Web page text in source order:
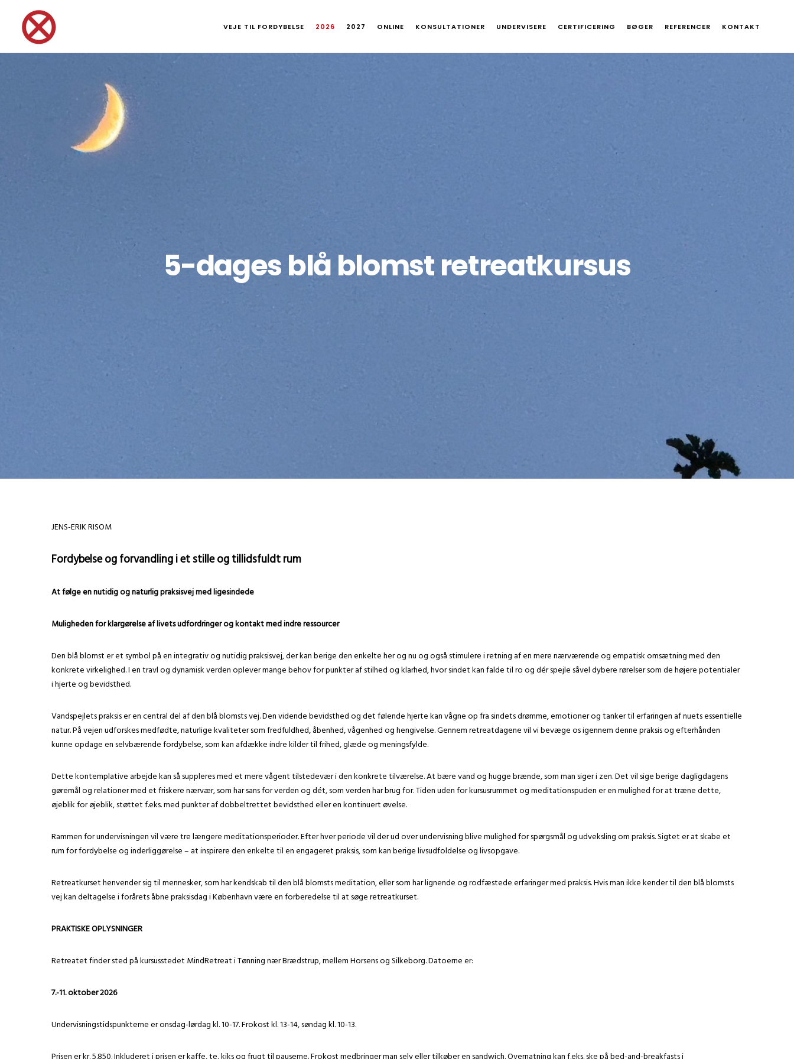
VEJE TIL FORDYBELSE 2026 2027 ONLINE KONSULTATIONER UNDERVISERE CERTIFICERING BØGER REFERENCER KONTAKT
5-dages blå blomst retreatkursus
JENS-ERIK RISOM
Fordybelse og forvandling i et stille og tillidsfuldt rum
At følge en nutidig og naturlig praksisvej med ligesindede
Muligheden for klargørelse af livets udfordringer og kontakt med indre ressourcer
Den blå blomst er et symbol på en integrativ og nutidig praksisvej, der kan berige den enkelte her og nu og også stimulere i retning af en mere nærværende og empatisk omsætning med den
konkrete virkelighed. I en travl og dynamisk verden oplever mange behov for punkter af stilhed og klarhed, hvor sindet kan falde til ro og dér spejle såvel dybere rørelser som de højere potentialer
i hjerte og bevidsthed.
Vandspejlets praksis er en central del af den blå blomsts vej. Den vidende bevidsthed og det følende hjerte kan vågne op fra sindets drømme, emotioner og tanker til erfaringen af nuets essentielle
natur. På vejen udforskes medfødte, naturlige kvaliteter som fredfuldhed, åbenhed, vågenhed og hengivelse. Gennem retreatdagene vil vi bevæge os igennem denne praksis og efterhånden
kunne opdage en selvbærende fordybelse, som kan afdække indre kilder til frihed, glæde og meningsfylde.
Dette kontemplative arbejde kan så suppleres med et mere vågent tilstedevær i den konkrete tilværelse. At bære vand og hugge brænde, som man siger i zen. Det vil sige berige dagligdagens
gøremål og relationer med et friskere nærvær, som har sans for verden og dét, som verden har brug for. Tiden uden for kursusrummet og meditationspuden er en mulighed for at træne dette,
øjeblik for øjeblik, støttet f.eks. med punkter af dobbeltrettet bevidsthed eller en kontinuert øvelse.
Rammen for undervisningen vil være tre længere meditationsperioder. Efter hver periode vil der ud over undervisning blive mulighed for spørgsmål og udveksling om praksis. Sigtet er at skabe et
rum for fordybelse og inderliggørelse – at inspirere den enkelte til en engageret praksis, som kan berige livsudfoldelse og livsopgave.
Retreatkurset henvender sig til mennesker, som har kendskab til den blå blomsts meditation, eller som har lignende og rodfæstede erfaringer med praksis. Hvis man ikke kender til den blå blomsts
vej kan deltagelse i forårets åbne praksisdag i København være en forberedelse til at søge retreatkurset.
PRAKTISKE OPLYSNINGER
Retreatet finder sted på kursusstedet MindRetreat i Tønning nær Brædstrup, mellem Horsens og Silkeborg. Datoerne er:
7.-11. oktober 2026
Undervisningstidspunkterne er onsdag-lørdag kl. 10-17. Frokost kl. 13-14, søndag kl. 10-13.